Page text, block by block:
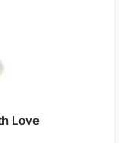
Love